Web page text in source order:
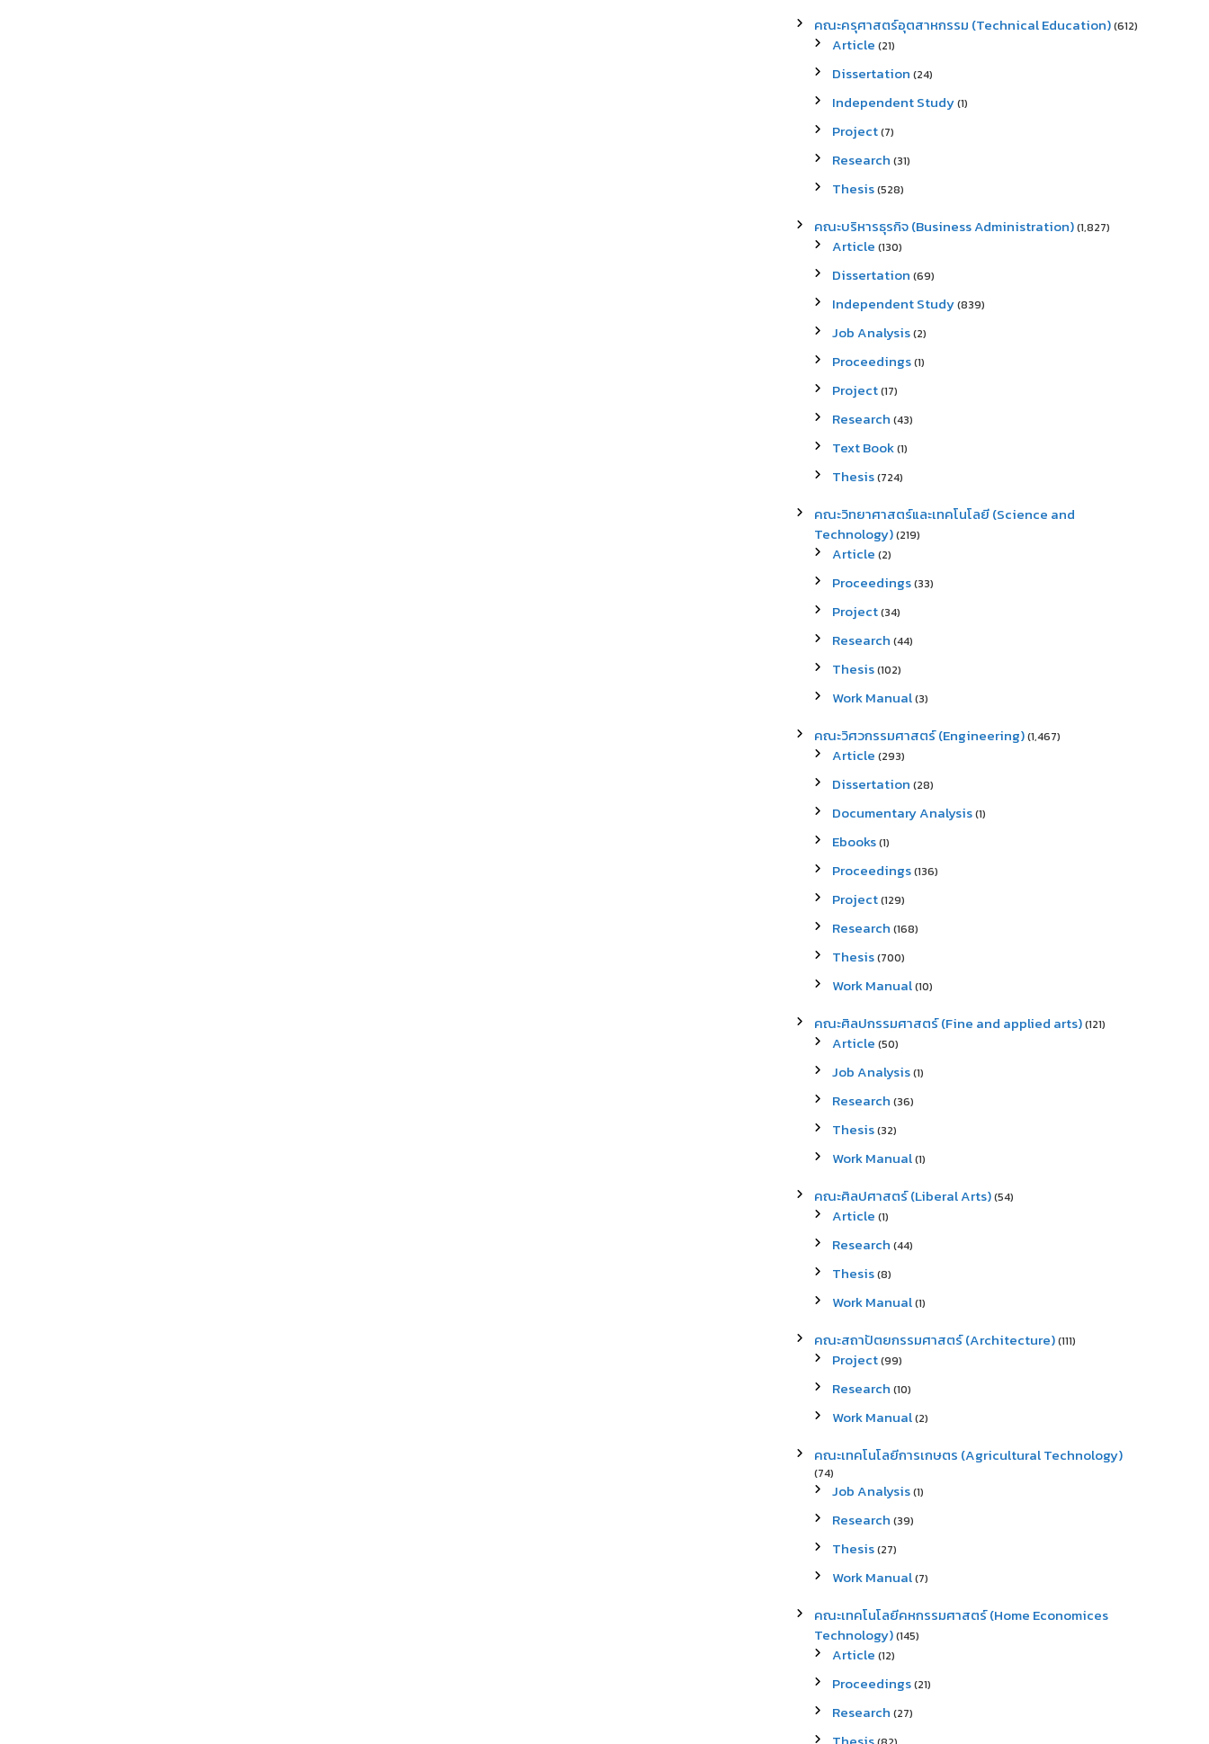
คณะครุศาสตร์อุตสาหกรรม (Technical Education)(612)
Article (21)
Dissertation (24)
Independent Study(1)
Project(7)
Research (31)
Thesis(528)
คณะบริหารธุรกิจ (Business Administration)(1,827)
Article (130)
Dissertation (69)
Independent Study(839)
Job Analysis(2)
Proceedings(1)
Project(17)
Research (43)
Text Book(1)
Thesis(724)
คณะวิทยาศาสตร์และเทคโนโลยี (Science and
Technology)(219)
Article (2)
Proceedings(33)
Project(34)
Research (44)
Thesis(102)
Work Manual(3)
คณะวิศวกรรมศาสตร์ (Engineering)(1,467)
Article (293)
Dissertation (28)
Documentary Analysis(1)
Ebooks(1)
Proceedings(136)
Project(129)
Research (168)
Thesis(700)
Work Manual(10)
คณะศิลปกรรมศาสตร์ (Fine and applied arts)(121)
Article (50)
Job Analysis(1)
Research (36)
Thesis(32)
Work Manual(1)
คณะศิลปศาสตร์ (Liberal Arts)(54)
Article (1)
Research (44)
Thesis(8)
Work Manual(1)
คณะสถาปัตยกรรมศาสตร์ (Architecture)(111)
Project(99)
Research (10)
Work Manual(2)
คณะเทคโนโลยีการเกษตร (Agricultural Technology)
(74)
Job Analysis(1)
Research (39)
Thesis(27)
Work Manual(7)
คณะเทคโนโลยีคหกรรมศาสตร์ (Home Economices
Technology)(145)
Article (12)
Proceedings(21)
Research (27)